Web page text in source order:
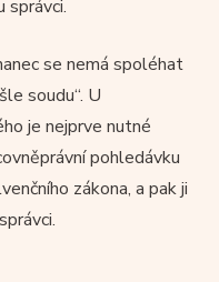
správci.
se nemá spoléhat
soudu“. U
je nejprve nutné
pohledávku
zákona, a pak ji